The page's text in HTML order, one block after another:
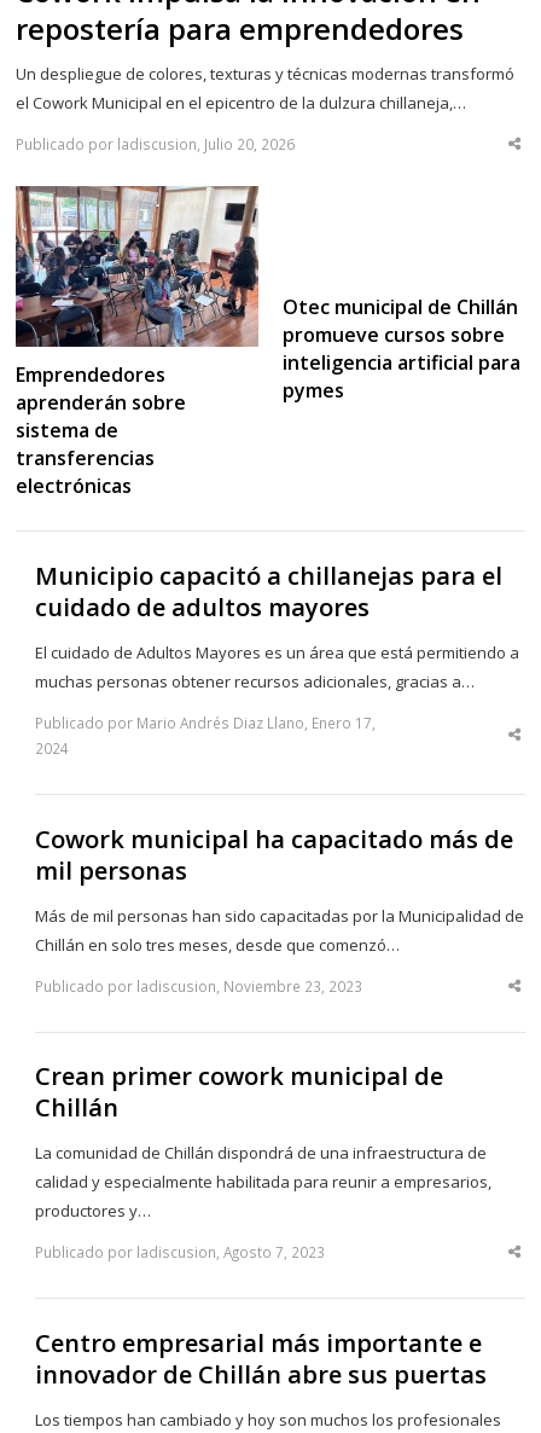
repostería para emprendedores
Un despliegue de colores, texturas y técnicas modernas transformó
el Cowork Municipal en el epicentro de la dulzura chillaneja,…
Publicado por ladiscusion, Julio 20, 2026
Emprendedores
aprenderán sobre
sistema de
transferencias
electrónicas
Otec municipal de Chillán
promueve cursos sobre
inteligencia artificial para
pymes
Municipio capacitó a chillanejas para el
cuidado de adultos mayores
El cuidado de Adultos Mayores es un área que está permitiendo a
muchas personas obtener recursos adicionales, gracias a…
Publicado por Mario Andrés Diaz Llano, Enero 17,
2024
Cowork municipal ha capacitado más de
mil personas
Más de mil personas han sido capacitadas por la Municipalidad de
Chillán en solo tres meses, desde que comenzó…
Publicado por ladiscusion, Noviembre 23, 2023
Crean primer cowork municipal de
Chillán
La comunidad de Chillán dispondrá de una infraestructura de
calidad y especialmente habilitada para reunir a empresarios,
productores y…
Publicado por ladiscusion, Agosto 7, 2023
Centro empresarial más importante e
innovador de Chillán abre sus puertas
Los tiempos han cambiado y hoy son muchos los profesionales